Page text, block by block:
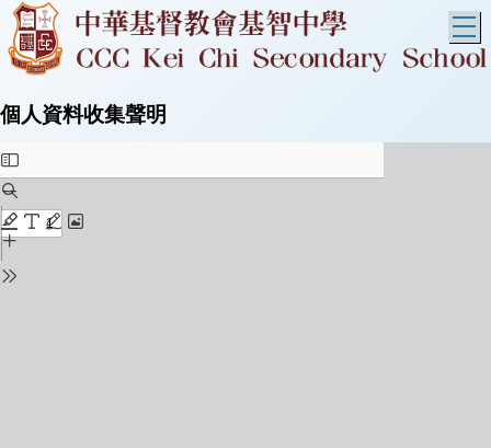
個人資料收集聲明